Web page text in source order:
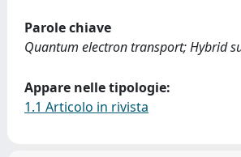
Parole chiave
Quantum electron transport; Hybrid
Appare nelle tipologie:
1.1 Articolo in rivista